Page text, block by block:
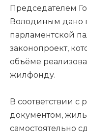
Председателем
Володиным дано
парламентской
законопроект,
объёме
жилфонду.
В соответствии с
документом,
самостоятельно